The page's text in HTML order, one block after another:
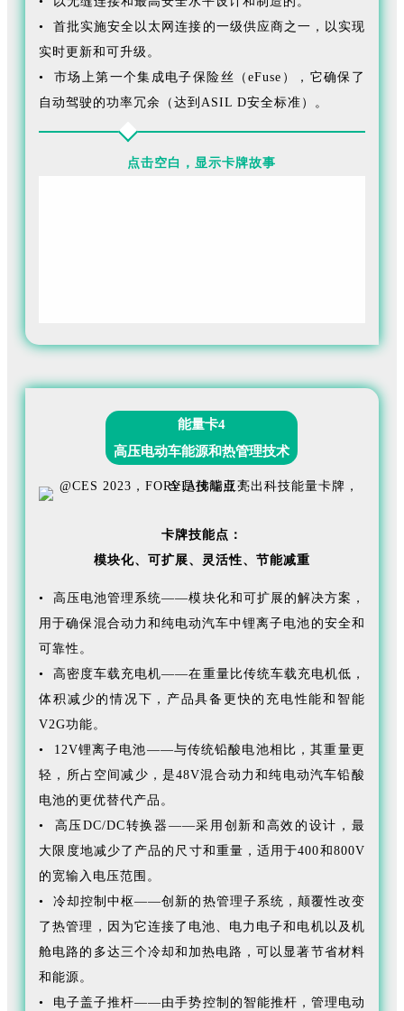
• 首批实施安全以太网连接的一级供应商之一，以实现
实时更新和可升级。
• 市场上第一个集成电子保险丝（eFuse），它确保了
自动驾驶的功率冗余（达到ASIL D安全标准）。
点击空白，显示卡牌故事
能量卡4
高压电动车能源和热管理技术
卡牌技能点：
模块化、 可扩展、 灵活性、 节能减重
• 高压电池管理系统——模块化和可扩展的解决方案，
用于确保混合动力和纯电动汽车中锂离子电池的安全和
可靠性。
• 高密度车载充电机——在重量比传统车载充电机低，
体积减少的情况下，产品具备更快的充电性能和智能
V2G功能。
• 12V锂离子电池——与传统铅酸电池相比，其重量更
轻，所占空间减少，是48V混合动力和纯电动汽车铅酸
电池的更优替代产品。
• 高压DC/DC转换器——采用创新和高效的设计，最
大限度地减少了产品的尺寸和重量，适用于400和800V
的宽输入电压范围。
• 冷却控制中枢——创新的热管理子系统，颠覆性改变
了热管理，因为它连接了电池、电力电子和电机以及机
舱电路的多达三个冷却和加热电路，可以显著节省材料
和能源。
• 电子盖子推杆——由手势控制的智能推杆，管理电动